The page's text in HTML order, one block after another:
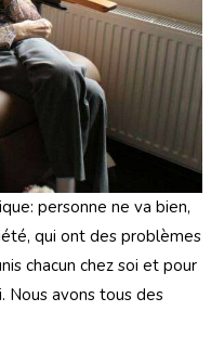
personne ne va bien,
qui ont des problèmes
chacun chez soi et pour
Nous avons tous des